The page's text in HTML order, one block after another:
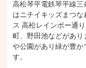
高松琴平電鉄琴平線
はニチイキッズまつ
ス 高松レインボー通
町、野田池などがあ
や公園があり緑が豊
す。